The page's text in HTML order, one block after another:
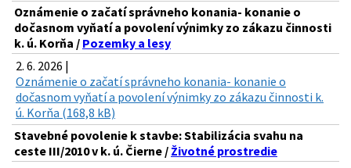
Oznámenie o začatí správneho konania- konanie o
dočasnom vyňatí a povolení výnimky zo zákazu činnosti
k. ú. Korňa / Pozemky a lesy
2. 6. 2026 |
Oznámenie o začatí správneho konania- konanie o
dočasnom vyňatí a povolení výnimky zo zákazu činnosti k.
ú. Korňa (168,8 kB)
Stavebné povolenie k stavbe: Stabilizácia svahu na
ceste III/2010 v k. ú. Čierne / Životné prostredie